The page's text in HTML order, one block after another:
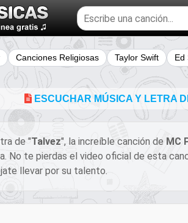
Buscar
temas
musicales
Canciones Religiosas Taylor Swift Ed
ESCUCHAR MÚSICA Y LETRA
de "Talvez", la increíble canción de MC
No te pierdas el video oficial de esta
llevar por su talento.